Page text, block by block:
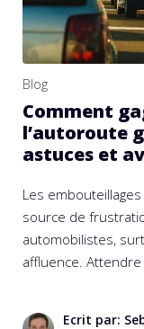
Blog
Comment
l’autoroute
astuces et
Les
source de
automobilistes,
affluence.
Ecrit par: